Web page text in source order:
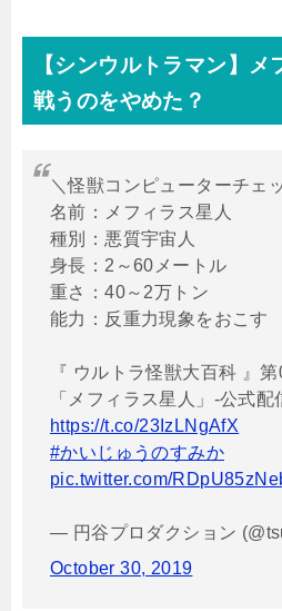
【シンウルトラマン】
戦うのをやめた？
＼怪獣コンピューターチェ
名前：メフィラス星人
種別：悪質宇宙人
身長：2～60メートル
重さ：40～2万トン
能力：反重力現象をおこす
『 ウルトラ怪獣大百科 』
「メフィラス星人」-公式配
https://t.co/23IzLNgAfX
#かいじゅうのすみか
pic.twitter.com/
— 円谷プロダクション
October 30, 2019